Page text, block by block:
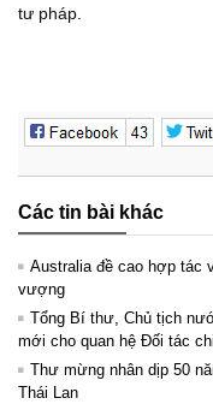
tư pháp.
Các tin bài khác
Australia đề cao hợp tác
vượng
Tổng Bí thư, Chủ tịch
mới cho quan hệ Đối tác
Thư mừng nhân dịp 50
Thái Lan